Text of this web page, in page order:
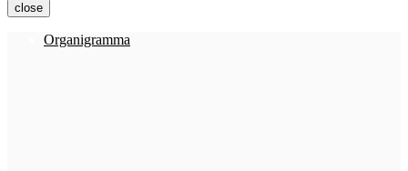
close
Organigramma